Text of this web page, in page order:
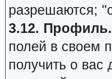
разрешаются;
3.12. Профиль.
полей в своем
получить о